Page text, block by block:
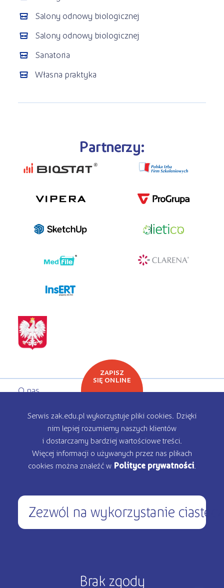
Salony odnowy biologicznej
Salony odnowy biologicznej
Sanatoria
Własna praktyka
Partnerzy:
programy dla firm
O nas
Oferta edukacyjna
Rekrutacja
Kontakt
ZAPISZ
SIĘ ONLINE
Serwis zak.edu.pl wykorzystuje pliki cookies. Dzięki
nim lepiej rozumiemy naszych klientów
i dostarczamy bardziej wartościowe treści.
Więcej informacji o używanych przez nas plikach
cookies można znaleźć w Polityce prywatności
Zezwól na wykorzystanie
Brak zgody